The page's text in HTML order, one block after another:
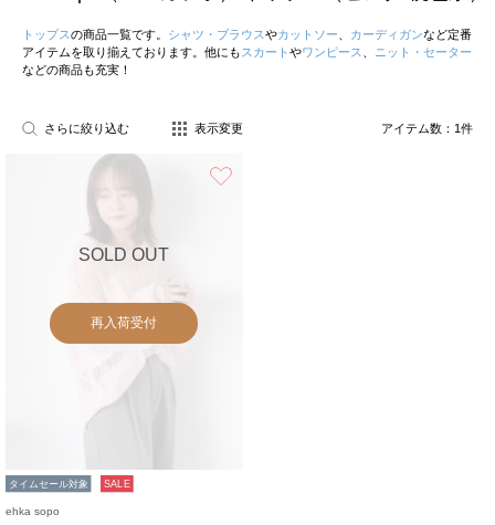
トップスの商品一覧です。 シャツ・ブラウスやカットソー カーディガンなど定番
アイテムを取り揃えております。他にも スカート やワンピース
ニット・セーター
などの商品も充実！
さらに絞り込む 表示変更 アイテム数： 1件
SOLD OUT
再入荷受付
タイムセール対象 SALE
ehka sopo